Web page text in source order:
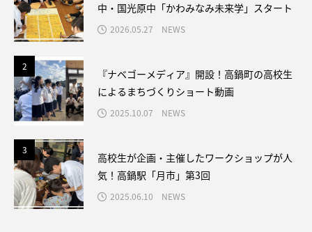
中・国光原中「かわみなみ未来学」スタート
2026.05.27 NEWS
2
『ナベゴーメディア』開設！高鍋町の高校生
によるまちづくりショート動画
2025.10.07 NEWS
3
高校生が企画・主催したワークショップが人
気！高鍋駅「月市」第3回
2025.06.10 NEWS